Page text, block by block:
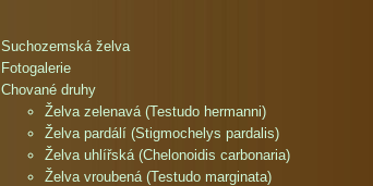
Suchozemská želva
Fotogalerie
Chované druhy
Želva zelenavá (Testudo hermanni)
Želva pardálí (Stigmochelys pardalis)
Želva uhlířská (Chelonoidis carbonaria)
Želva vroubená (Testudo marginata)